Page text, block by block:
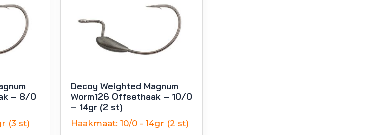
– 8/0
(3 st)
Decoy Weighted Magnum
Worm126 Offsethaak – 10/0
– 14gr (2 st)
Haakmaat: 10/0 - 14gr (2 st)